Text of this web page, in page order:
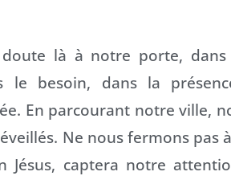
doute là à notre porte, dans
le besoin, dans la
En parcourant notre ville,
Ne nous fermons pas
Jésus, captera notre